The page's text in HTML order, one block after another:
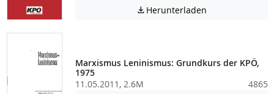
 Herunterladen
Marxismus Leninismus: Grundkurs der KPÖ,
1975
11.05.2011, 2.6M
4865